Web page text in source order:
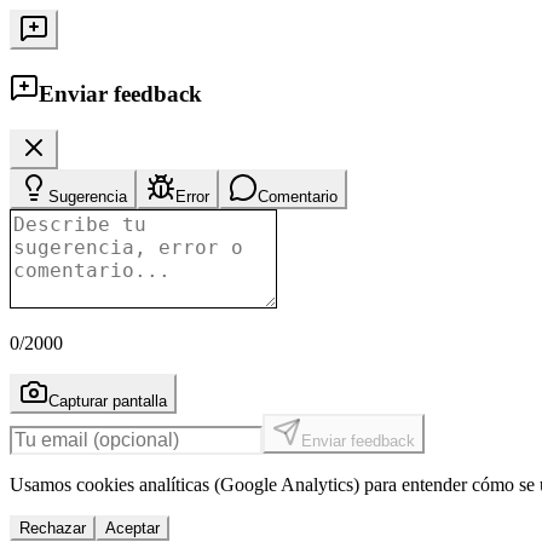
Enviar feedback
Sugerencia Error Comentario
0/2000
Capturar pantalla
Enviar feedback
Usamos cookies analíticas (Google Analytics) para entender cómo
Rechazar Aceptar